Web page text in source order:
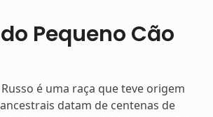
Pequeno Cão
é uma raça que teve origem
datam de centenas de